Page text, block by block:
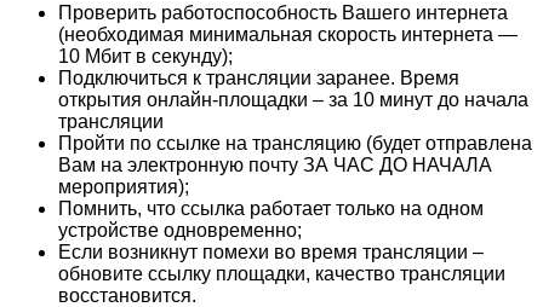
Проверить работоспособность Вашего интернета
(необходимая минимальная скорость интернета —
10 Мбит в секунду);
Подключиться к трансляции заранее. Время
открытия онлайн-площадки – за 10 минут до начала
трансляции
Пройти по ссылке на трансляцию (будет отправлена
Вам на электронную почту ЗА ЧАС ДО НАЧАЛА
мероприятия);
Помнить, что ссылка работает только на одном
устройстве одновременно;
Если возникнут помехи во время трансляции –
обновите ссылку площадки, качество трансляции
восстановится.